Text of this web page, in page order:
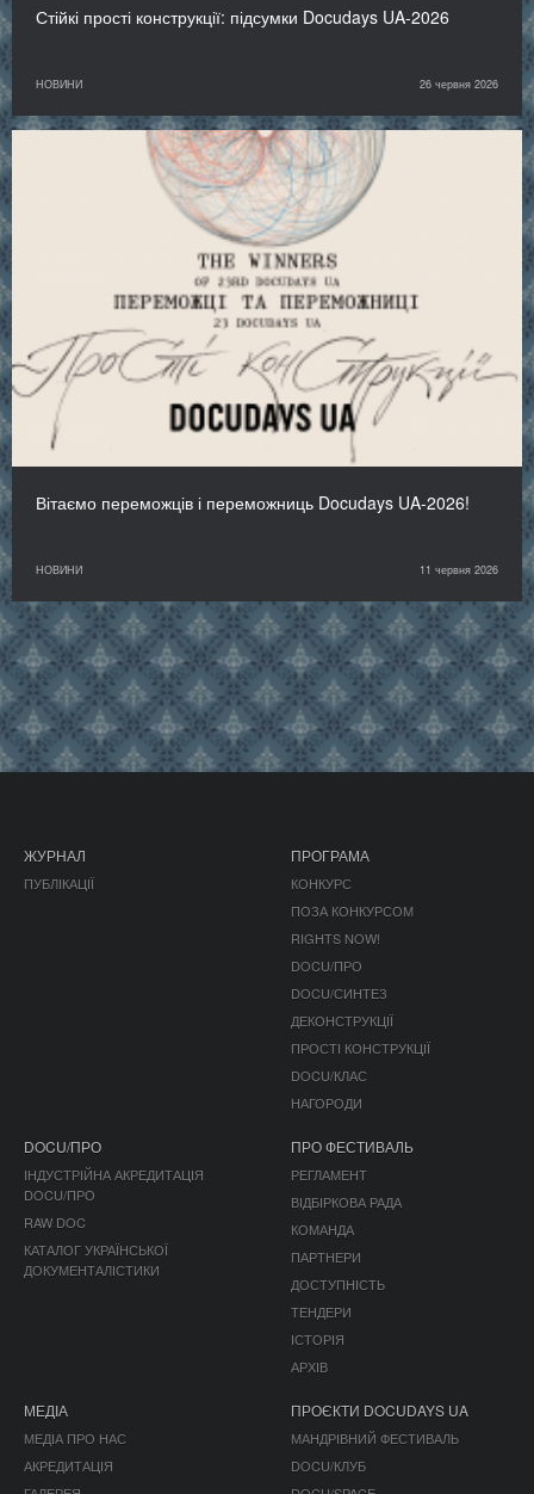
Стійкі прості конструкції: підсумки Docudays UA-2026
НОВИНИ 26 червня 2026
Вітаємо переможців і переможниць Docudays UA-2026!
НОВИНИ 11 червня 2026
ЖУРНАЛ
ПУБЛІКАЦІЇ
ПРОГРАМА
КОНКУРС
ПОЗА КОНКУРСОМ
RIGHTS NOW!
DOCU/ПРО
DOCU/СИНТЕЗ
ДЕКОНСТРУКЦІЇ
ПРОСТІ КОНСТРУКЦІЇ
DOCU/КЛАС
НАГОРОДИ
DOCU/ПРО
ІНДУСТРІЙНА АКРЕДИТАЦІЯ
DOCU/ПРО
RAW DOC
КАТАЛОГ УКРАЇНСЬКОЇ
ДОКУМЕНТАЛІСТИКИ
ПРО ФЕСТИВАЛЬ
РЕГЛАМЕНТ
ВІДБІРКОВА РАДА
КОМАНДА
ПАРТНЕРИ
ДОСТУПНІСТЬ
ТЕНДЕРИ
ІСТОРІЯ
АРХІВ
МЕДІА
МЕДІА ПРО НАС
АКРЕДИТАЦІЯ
ПРОЄКТИ DOCUDAYS UA
МАНДРІВНИЙ ФЕСТИВАЛЬ
DOCU/КЛУБ